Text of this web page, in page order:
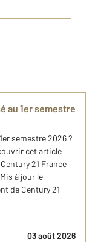
au 1er semestre
semestre 2026 ?
cet article
21 France
à jour le
de Century 21
03 août 2026